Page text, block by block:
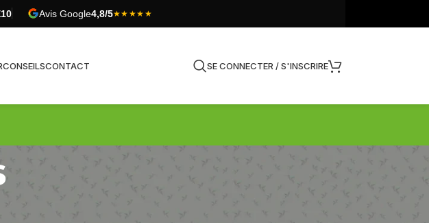
Avis Google4,8/5★★★★★
CONSEILSCONTACT SE CONNECTER / S'INSCRIRE